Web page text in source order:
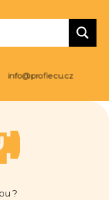
info@profiecu.cz
?